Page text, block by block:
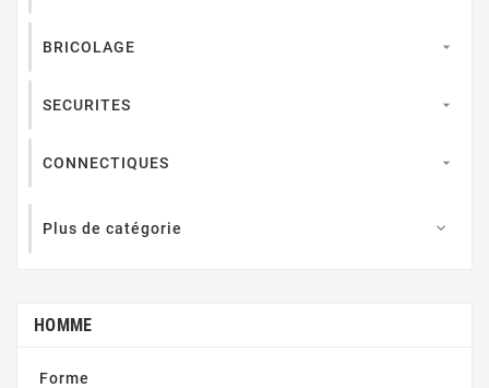
BRICOLAGE 
SECURITES 
CONNECTIQUES 
Plus de catégorie 
HOMME
Forme